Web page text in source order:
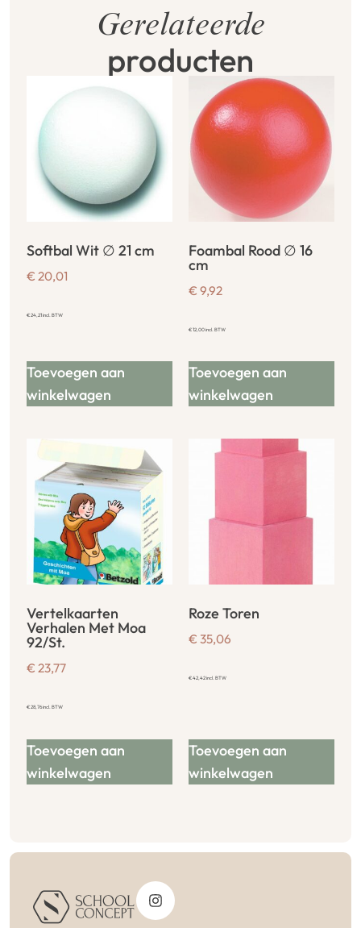
Gerelateerde
producten
Softbal Wit ∅ 21 cm
€ 20,01
€24,21incl. BTW
Toevoegen aan
winkelwagen
Foambal Rood ∅ 16
cm
€ 9,92
€12,00incl. BTW
Toevoegen aan
winkelwagen
Vertelkaarten
Verhalen Met Moa
92/St.
€ 23,77
€28,76incl. BTW
Toevoegen aan
winkelwagen
Roze Toren
€ 35,06
€42,42incl. BTW
Toevoegen aan
winkelwagen